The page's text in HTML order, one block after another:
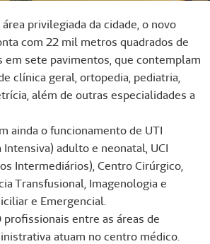
privilegiada da cidade, o novo
com 22 mil metros quadrados de
em sete pavimentos, que contemplam
clínica geral, ortopedia, pediatria,
além de outras especialidades a
ainda o funcionamento de UTI
Intensiva) adulto e neonatal, UCI
Intermediários), Centro Cirúrgico,
Transfusional, Imagenologia e
e Emergencial.
profissionais entre as áreas de
atuam no centro médico.